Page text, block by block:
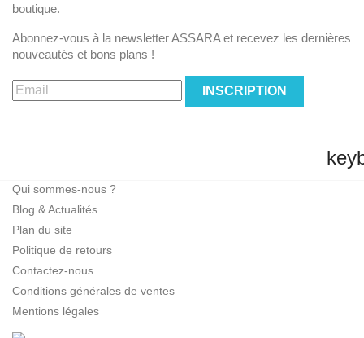
boutique.
Abonnez-vous à la newsletter ASSARA et recevez les dernières
nouveautés et bons plans !
INSCRIPTION
Qui sommes-nous ?
Blog & Actualités
Plan du site
Politique de retours
Contactez-nous
Conditions générales de ventes
Mentions légales